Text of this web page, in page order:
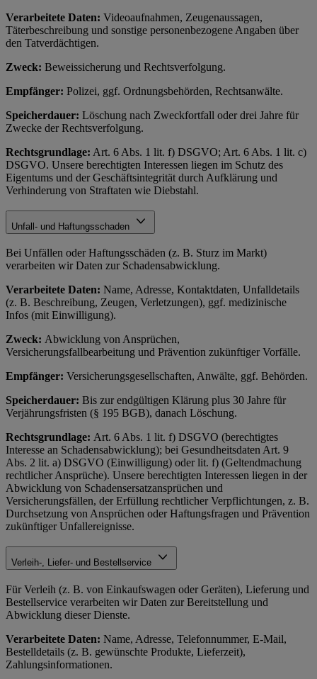
Verarbeitete Daten: Videoaufnahmen, Zeugenaussagen,
Täterbeschreibung und sonstige personenbezogene Angaben über
den Tatverdächtigen.
Zweck: Beweissicherung und Rechtsverfolgung.
Empfänger: Polizei, ggf. Ordnungsbehörden, Rechtsanwälte.
Speicherdauer: Löschung nach Zweckfortfall oder drei Jahre für
Zwecke der Rechtsverfolgung.
Rechtsgrundlage: Art. 6 Abs. 1 lit. f) DSGVO; Art. 6 Abs. 1 lit. c)
DSGVO. Unsere berechtigten Interessen liegen im Schutz des
Eigentums und der Geschäftsintegrität durch Aufklärung und
Verhinderung von Straftaten wie Diebstahl.
Unfall- und Haftungsschaden
Bei Unfällen oder Haftungsschäden (z. B. Sturz im Markt)
verarbeiten wir Daten zur Schadensabwicklung.
Verarbeitete Daten: Name, Adresse, Kontaktdaten, Unfalldetails
(z. B. Beschreibung, Zeugen, Verletzungen), ggf. medizinische
Infos (mit Einwilligung).
Zweck: Abwicklung von Ansprüchen,
Versicherungsfallbearbeitung und Prävention zukünftiger Vorfälle.
Empfänger: Versicherungsgesellschaften, Anwälte, ggf. Behörden.
Speicherdauer: Bis zur endgültigen Klärung plus 30 Jahre für
Verjährungsfristen (§ 195 BGB), danach Löschung.
Rechtsgrundlage: Art. 6 Abs. 1 lit. f) DSGVO (berechtigtes
Interesse an Schadensabwicklung); bei Gesundheitsdaten Art. 9
Abs. 2 lit. a) DSGVO (Einwilligung) oder lit. f) (Geltendmachung
rechtlicher Ansprüche). Unsere berechtigten Interessen liegen in der
Abwicklung von Schadensersatzansprüchen und
Versicherungsfällen, der Erfüllung rechtlicher Verpflichtungen, z. B.
Durchsetzung von Ansprüchen oder Haftungsfragen und Prävention
zukünftiger Unfallereignisse.
Verleih-, Liefer- und Bestellservice
Für Verleih (z. B. von Einkaufswagen oder Geräten), Lieferung und
Bestellservice verarbeiten wir Daten zur Bereitstellung und
Abwicklung dieser Dienste.
Verarbeitete Daten: Name, Adresse, Telefonnummer, E-Mail,
Bestelldetails (z. B. gewünschte Produkte, Lieferzeit),
Zahlungsinformationen.